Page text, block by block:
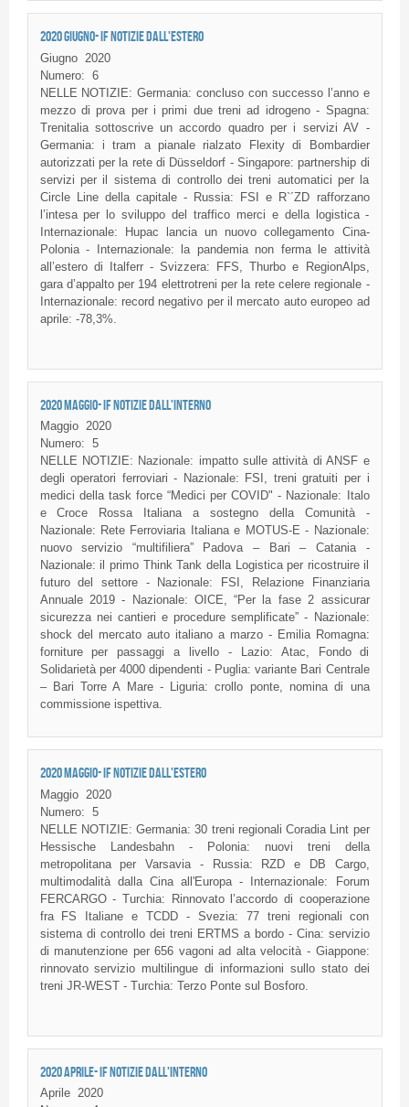
2020 GIUGNO- IF NOTIZIE DALL'ESTERO
Giugno
2020
Numero: 6
NELLE NOTIZIE: Germania: concluso con successo l’anno e
mezzo di prova per i primi due treni ad idrogeno - Spagna:
Trenitalia sottoscrive un accordo quadro per i servizi AV -
Germania: i tram a pianale rialzato Flexity di Bombardier
autorizzati per la rete di Düsseldorf - Singapore: partnership di
servizi per il sistema di controllo dei treni automatici per la
Circle Line della capitale - Russia: FSI e R`´ZD rafforzano
l’intesa per lo sviluppo del traffico merci e della logistica -
Internazionale: Hupac lancia un nuovo collegamento Cina-
Polonia - Internazionale: la pandemia non ferma le attività
all’estero di Italferr - Svizzera: FFS, Thurbo e RegionAlps,
gara d’appalto per 194 elettrotreni per la rete celere regionale -
Internazionale: record negativo per il mercato auto europeo ad
aprile: -78,3%.
2020 MAGGIO- IF NOTIZIE DALL'INTERNO
Maggio 2020
Numero: 5
NELLE NOTIZIE: Nazionale: impatto sulle attività di ANSF e
degli operatori ferroviari - Nazionale: FSI, treni gratuiti per i
medici della task force “Medici per COVID" - Nazionale: Italo
e Croce Rossa Italiana a sostegno della Comunità -
Nazionale: Rete Ferroviaria Italiana e MOTUS-E - Nazionale:
nuovo servizio “multifiliera” Padova – Bari – Catania -
Nazionale: il primo Think Tank della Logistica per ricostruire il
futuro del settore - Nazionale: FSI, Relazione Finanziaria
Annuale 2019 - Nazionale: OICE, “Per la fase 2 assicurar
sicurezza nei cantieri e procedure semplificate” - Nazionale:
shock del mercato auto italiano a marzo - Emilia Romagna:
forniture per passaggi a livello - Lazio: Atac, Fondo di
Solidarietà per 4000 dipendenti - Puglia: variante Bari Centrale
– Bari Torre A Mare - Liguria: crollo ponte, nomina di una
commissione ispettiva.
2020 MAGGIO- IF NOTIZIE DALL'ESTERO
Maggio
2020
Numero: 5
NELLE NOTIZIE: Germania: 30 treni regionali Coradia Lint per
Hessische Landesbahn - Polonia: nuovi treni della
metropolitana per Varsavia - Russia: RZD e DB Cargo,
multimodalità dalla Cina all'Europa - Internazionale: Forum
FERCARGO - Turchia: Rinnovato l’accordo di cooperazione
fra FS Italiane e TCDD - Svezia: 77 treni regionali con
sistema di controllo dei treni ERTMS a bordo - Cina: servizio
di manutenzione per 656 vagoni ad alta velocità - Giappone:
rinnovato servizio multilingue di informazioni sullo stato dei
treni JR-WEST - Turchia: Terzo Ponte sul Bosforo.
2020 APRILE- IF NOTIZIE DALL'INTERNO
Aprile 2020